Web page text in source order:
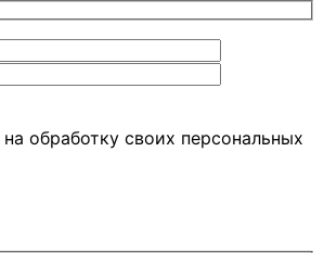
обработку своих персональных